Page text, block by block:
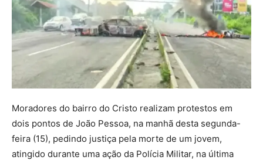
Moradores do bairro do Cristo realizam protestos em
dois pontos de João Pessoa, na manhã desta segunda-
feira (15), pedindo justiça pela morte de um jovem,
atingido durante uma ação da Polícia Militar, na última